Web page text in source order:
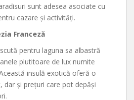
sunt adesea asociate cu
cazare și activități.
Franceză
pentru laguna sa albastră
plutitoare de lux numite
insulă exotică oferă o
dar și prețuri care pot depăși